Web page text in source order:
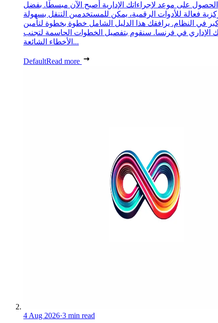
الحصول على موعد لإجراءاتك الإدارية أصبح الآن مبسطًا. بفضل
فعالة للأدوات الرقمية، يمكن للمستخدمين التنقل بسهولة
في النظام. يرافقك هذا الدليل الشامل خطوة بخطوة لتأمين
الإداري في فرنسا. سنقوم بتفصيل الخطوات الحاسمة لتجنب
الأخطاء الشائعة...
DefaultRead more
4 Aug 2026·3 min read